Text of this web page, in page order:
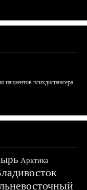
пациентов психдиспансера
Арктика